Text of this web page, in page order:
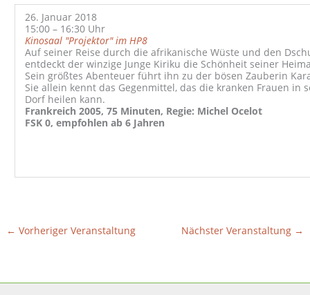
26. Januar 2018
15:00 – 16:30 Uhr
Kinosaal "Projektor" im HP8
Auf seiner Reise durch die afrikanische Wüste und den
entdeckt der winzige Junge Kiriku die Schönheit seiner
Sein größtes Abenteuer führt ihn zu der bösen Zauberin
Sie allein kennt das Gegenmittel, das die kranken Frauen in
Dorf heilen kann.
Frankreich 2005, 75 Minuten, Regie: Michel Ocelot
FSK 0, empfohlen ab 6 Jahren
← Vorheriger Veranstaltung Nächster Veranstaltung →